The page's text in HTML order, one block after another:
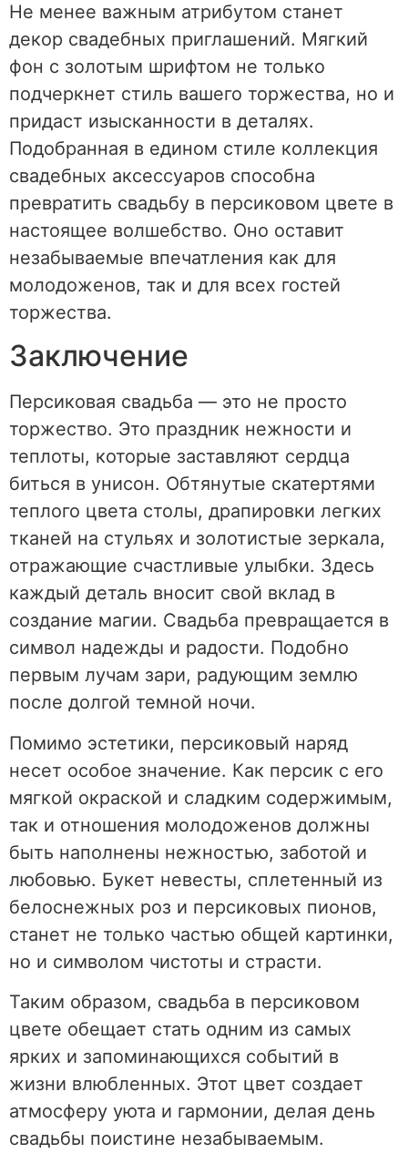
Не менее важным атрибутом станет
декор свадебных приглашений. Мягкий
фон с золотым шрифтом не только
подчеркнет стиль вашего торжества, но и
придаст изысканности в деталях.
Подобранная в едином стиле коллекция
свадебных аксессуаров способна
превратить свадьбу в персиковом цвете в
настоящее волшебство. Оно оставит
незабываемые впечатления как для
молодоженов, так и для всех гостей
торжества.
Заключение
Персиковая свадьба — это не просто
торжество. Это праздник нежности и
теплоты, которые заставляют сердца
биться в унисон. Обтянутые скатертями
теплого цвета столы, драпировки легких
тканей на стульях и золотистые зеркала,
отражающие счастливые улыбки. Здесь
каждый деталь вносит свой вклад в
создание магии. Свадьба превращается в
символ надежды и радости. Подобно
первым лучам зари, радующим землю
после долгой темной ночи.
Помимо эстетики, персиковый наряд
несет особое значение. Как персик с его
мягкой окраской и сладким содержимым,
так и отношения молодоженов должны
быть наполнены нежностью, заботой и
любовью. Букет невесты, сплетенный из
белоснежных роз и персиковых пионов,
станет не только частью общей картинки,
но и символом чистоты и страсти.
Таким образом, свадьба в персиковом
цвете обещает стать одним из самых
ярких и запоминающихся событий в
жизни влюбленных. Этот цвет создает
атмосферу уюта и гармонии, делая день
свадьбы поистине незабываемым.